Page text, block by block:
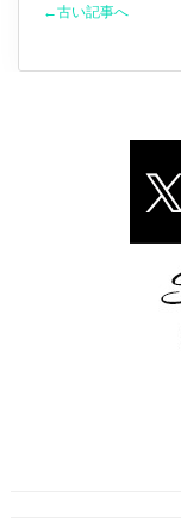
←古い記事へ